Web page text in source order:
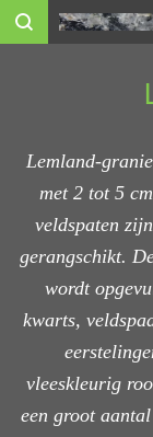
Ga
hoofdinhoud
Lemland-
met 2 tot 5
veldspaten
gerangschikt.
wordt
kwarts,
vleeskleurig
een groot